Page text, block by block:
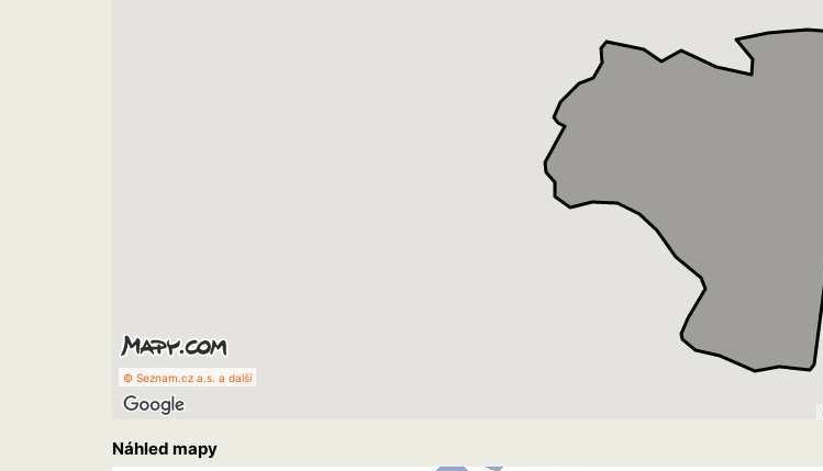
© Seznam.cz a.s. a další
Náhled mapy